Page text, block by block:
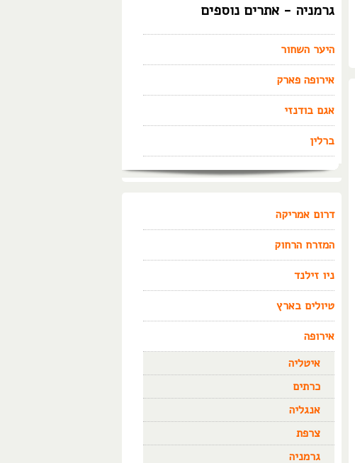
גרמניה - אתרים נוספים
היער השחור
אירופה פארק
אגם בודנזי
ברלין
דרום אמריקה
המזרח הרחוק
ניו זילנד
טיולים בארץ
אירופה
איטליה
כרתים
אנגליה
צרפת
גרמניה